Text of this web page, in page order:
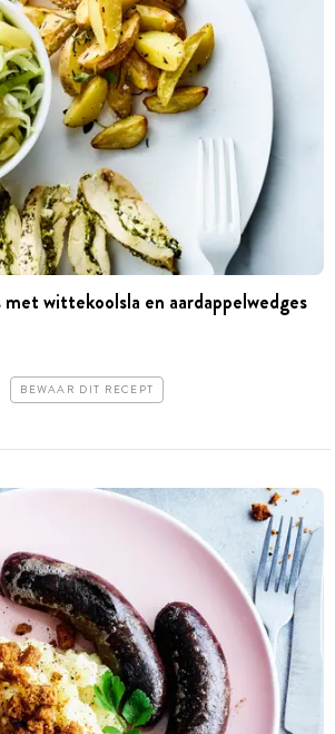
wittekoolsla en aardappelwedges
BEWAAR DIT RECEPT